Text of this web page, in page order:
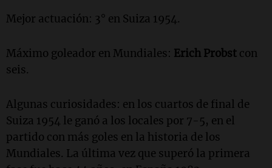
Mejor actuación: 3° en Suiza 1954.
Máximo goleador en Mundiales: Erich Probst con
seis.
Algunas curiosidades: en los cuartos de final de
Suiza 1954 le ganó a los locales por 7-5, en el
partido con más goles en la historia de los
Mundiales. La última vez que superó la primera